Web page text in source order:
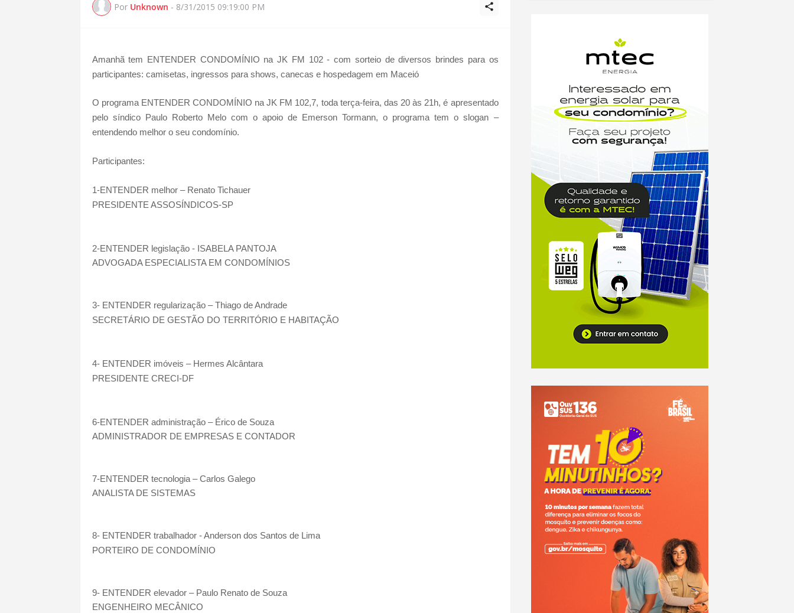
Por Unknown - 8/31/2015 09:19:00 PM
Amanhã tem ENTENDER CONDOMÍNIO na JK FM 102 - com sorteio de diversos brindes para os
participantes: camisetas, ingressos para shows, canecas e hospedagem em Maceió
O programa ENTENDER CONDOMÍNIO na JK FM 102,7, toda terça-feira, das 20 às 21h, é apresentado
pelo síndico Paulo Roberto Melo com o apoio de Emerson Tormann, o programa tem o slogan –
entendendo melhor o seu condomínio.
Participantes:
1-ENTENDER melhor – Renato Tichauer
PRESIDENTE ASSOSÍNDICOS-SP
2-ENTENDER legislação - ISABELA PANTOJA
ADVOGADA ESPECIALISTA EM CONDOMÍNIOS
3- ENTENDER regularização – Thiago de Andrade
SECRETÁRIO DE GESTÃO DO TERRITÓRIO E HABITAÇÃO
4- ENTENDER imóveis – Hermes Alcântara
PRESIDENTE CRECI-DF
6-ENTENDER administração – Érico de Souza
ADMINISTRADOR DE EMPRESAS E CONTADOR
7-ENTENDER tecnologia – Carlos Galego
ANALISTA DE SISTEMAS
8- ENTENDER trabalhador - Anderson dos Santos de Lima
PORTEIRO DE CONDOMÍNIO
9- ENTENDER elevador – Paulo Renato de Souza
ENGENHEIRO MECÂNICO